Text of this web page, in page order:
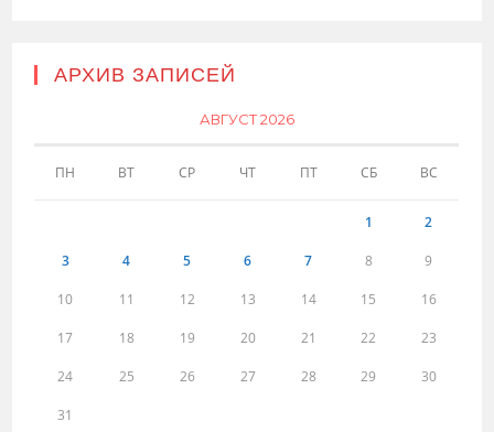
АРХИВ ЗАПИСЕЙ
АВГУСТ 2026
ПН ВТ СР ЧТ ПТ СБ ВС
1 2
3 4 5 6 7 8 9
10 11 12 13 14 15 16
17 18 19 20 21 22 23
24 25 26 27 28 29 30
31